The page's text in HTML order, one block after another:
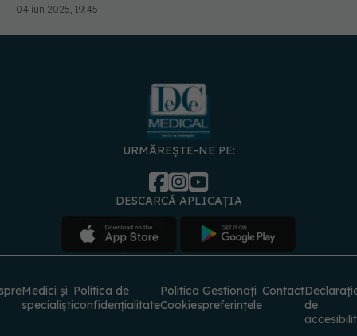
04 iun 2025, 19:45
URMĂREȘTE-NE PE:
DESCARCĂ APLICAȚIA
Medici și
specialiști
Politica de
confidențialitate
Politica
Cookies
Gestionați
preferințele
Contact
de